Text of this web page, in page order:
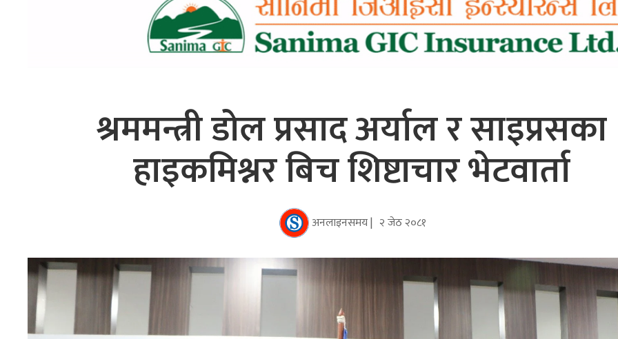
श्रममन्त्री डोल प्रसाद अर्याल र साइप्रसका
हाइकमिश्नर बिच शिष्टाचार भेटवार्ता
अनलाइनसमय | २ जेठ २०८१